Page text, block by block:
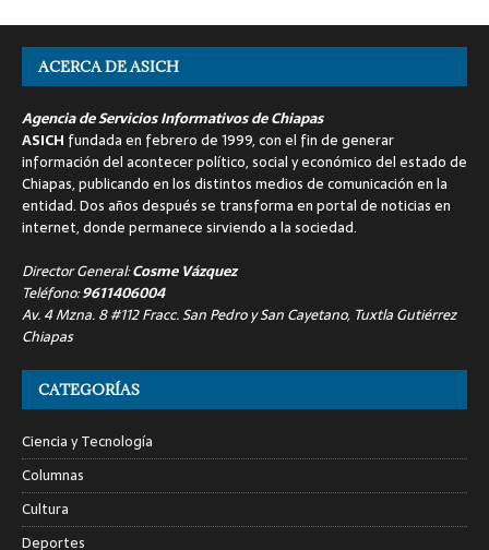
ACERCA DE ASICH
Agencia de Servicios Informativos de Chiapas
ASICH fundada en febrero de 1999, con el fin de generar
información del acontecer político, social y económico del estado de
Chiapas, publicando en los distintos medios de comunicación en la
entidad. Dos años después se transforma en portal de noticias en
internet, donde permanece sirviendo a la sociedad.
Director General:Cosme Vázquez
Teléfono:9611406004
Av. 4 Mzna. 8 #112 Fracc. San Pedro y San Cayetano, Tuxtla Gutiérrez
Chiapas
CATEGORÍAS
Ciencia y Tecnología
Columnas
Cultura
Deportes